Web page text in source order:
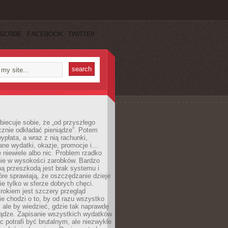
FACEBOOK TWITTER
sobie, że „od przyszłego
odkładać pieniądze”. Potem
a wraz z nią rachunki,
wydatki, okazje, promocje i…
niewiele albo nic. Problem rzadko
w wysokości zarobków. Bardzo
przeszkodą jest brak systemu i
sprawiają, że oszczędzanie dzieje
tylko w sferze dobrych chęci.
jest szczery przegląd
chodzi o to, by od razu wszystko
ale by wiedzieć, gdzie tak naprawdę
Zapisanie wszystkich wydatków
potrafi być brutalnym, ale niezwykle